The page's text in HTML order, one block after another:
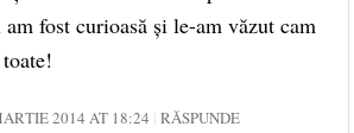
am fost curioasă și le-am văzut cam
2014 AT 18:24 RĂSPUNDE